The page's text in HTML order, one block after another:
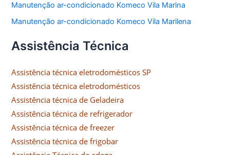
Manutenção ar-condicionado Komeco Vila Marina
Manutenção ar-condicionado Komeco Vila Marilena
Assistência Técnica
Assistência técnica eletrodomésticos SP
Assistência técnica eletrodomésticos
Assistência técnica de Geladeira
Assistência técnica de refrigerador
Assistência técnica de freezer
Assistência técnica de frigobar